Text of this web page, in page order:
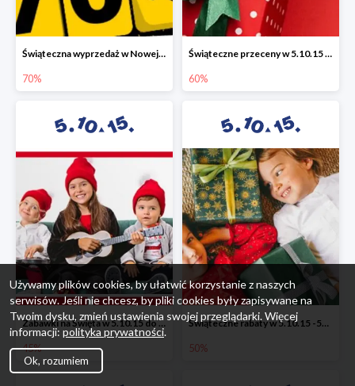
Świąteczna wyprzedaż w Nowej Erze - National Geographic Learning -70%
70%
Świąteczne przeceny w 5.10.15 - wszystkie ubrania -60%
60%
Zabawki na Święta w 5.10.15 do -45%
45%
Świąteczne rabaty w 5.10.15 -50%
50%
Używamy plików cookies, by ułatwić korzystanie z naszych
serwisów. Jeśli nie chcesz, by pliki cookies były zapisywane na
Twoim dysku, zmień ustawienia swojej przeglądarki. Więcej
informacji: polityka prywatności.
Ok, rozumiem